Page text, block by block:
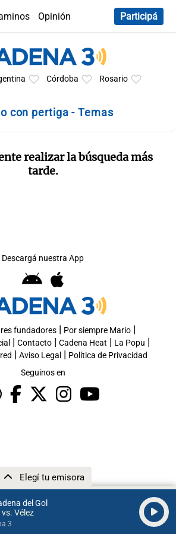
del Gol
Vélez
3
Elegí tu emisora
Opinión
Participá
Córdoba Rosario
con pertiga - Temas
realizar la búsqueda más
tarde.
Descargá nuestra App
fundadores| Por siempre Mario|
| Contacto| Cadena Heat | La Popu |
| Aviso Legal | Política de Privacidad
Seguinos en